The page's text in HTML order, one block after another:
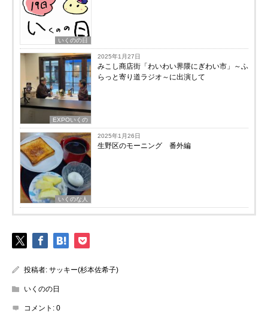
いくのの日
EXPOいくの
2025年1月27日
みこし商店街「わいわい界隈にぎわい市」～ふ
らっと寄り道ラジオ～に出演して
いくのな人
2025年1月26日
生野区のモーニング 番外編
投稿者: サッキー(杉本佐希子)
いくのの日
コメント: 0